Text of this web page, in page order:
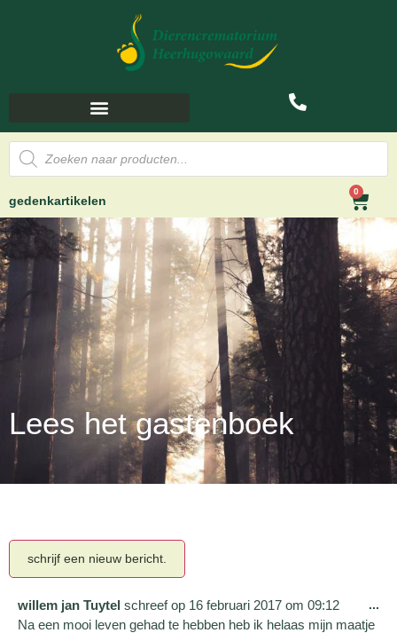
gedenkartikelen
0
Lees het gastenboek
willem jan Tuytel schreef op 16 februari 2017 om 09:12
Na een mooi leven gehad te hebben heb ik helaas mijn maatje
...